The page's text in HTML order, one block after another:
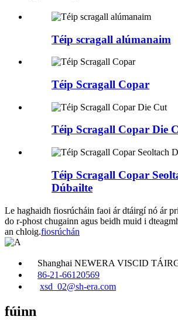
Téip scragall alúmanaim
Téip Scragall Copar
Téip Scragall Copar Die
Téip Scragall Copar
Dúbailte
Le haghaidh fiosrúcháin faoi ár dtáirgí nó ár
do r-phost chugainn agus beidh muid i
an chloig.fiosrúchán
Shanghai NEWERA VISCID
86-21-66120569
xsd_02@sh-era.com
fúinn